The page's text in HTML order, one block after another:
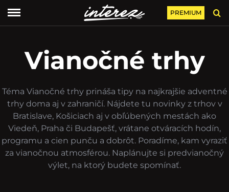
PREMIUM
Vianočné trhy
Téma Vianočné trhy prináša tipy na najkrajšie adventné
trhy doma aj v zahraničí. Nájdete tu novinky z trhov v
Bratislave, Košiciach aj v obľúbených mestách ako
Viedeň, Praha či Budapešť, vrátane otváracích hodín,
programu a cien punču a dobrôt. Poradíme, kam vyraziť
za vianočnou atmosférou. Naplánujte si predvianočný
výlet, na ktorý budete spomínať.